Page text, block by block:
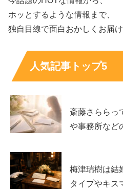
— 髙橋 塁(Takahashi Rui)
September 22, 2023
お父さんが平日の昼間に家族
とお母さんは「仕事しろ！」
ホッとするような情報まで、
独自目線で面白おかしくお届け
人気記事トップ5
斎藤さららっ
や事務所など
梅津瑞樹は結
タイプやキス